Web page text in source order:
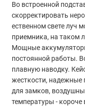
Во встроенной
скорректировать
ественном свете луч
приемника, на таком
Мощные
постоянной работы.
плавную наводку.
жесткости, надежные
для замков,
температуры - короче